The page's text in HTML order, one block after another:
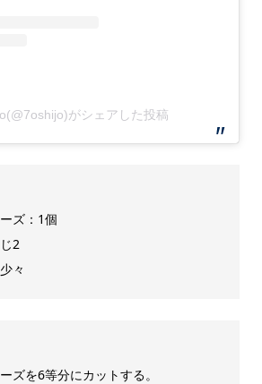
がシェアした投稿
ズ：1個
2
々
ズを6等分にカットする。